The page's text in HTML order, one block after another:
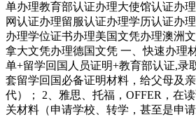
单办理教育部认证办理大使馆认证办
网认证办理留服认证办理学历认证办
办理学位证书办理美国文凭办理澳洲
拿大文凭办理德国文凭 一、快速办理
单+留学回国人员证明+教育部认证,录
套留学回国必备证明材料，给父母及
代）； 2、雅思、托福，OFFER，在
关材料（申请学校、转学，甚至是申